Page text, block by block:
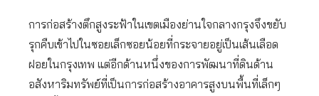
การก่อสร้างตึกสูงระฟ้าในเขตเมืองย่านใจกลางกรุงจึงขยับ
รุกคืบเข้าไปในซอยเล็กซอยน้อยที่กระจายอยู่เป็นเส้นเลือด
ฝอยในกรุงเทพ แต่อีกด้านหนึ่งของการพัฒนาที่ดินด้าน
อสังหาริมทรัพย์ที่เป็นการก่อสร้างอาคารสูงบนพื้นที่เล็กๆ